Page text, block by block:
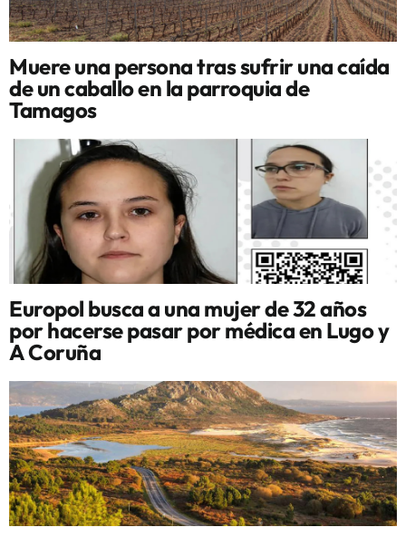
Muere una persona tras sufrir una caída
de un caballo en la parroquia de
Tamagos
Europol busca a una mujer de 32 años
por hacerse pasar por médica en Lugo y
A Coruña